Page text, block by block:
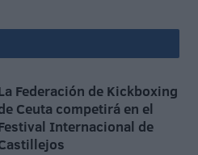
Federación de Kickboxing
Ceuta competirá en el
Internacional de